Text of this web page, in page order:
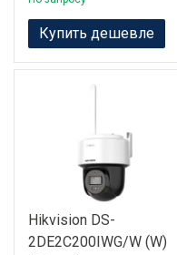
Купить дешевле
Hikvision DS-
2DE2C200IWG/W (W)